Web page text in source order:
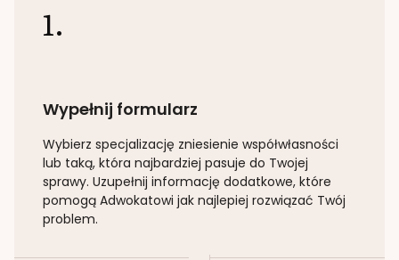
1.
Wypełnij formularz
Wybierz specjalizację zniesienie współwłasności
lub taką, która najbardziej pasuje do Twojej
sprawy. Uzupełnij informację dodatkowe, które
pomogą Adwokatowi jak najlepiej rozwiązać Twój
problem.